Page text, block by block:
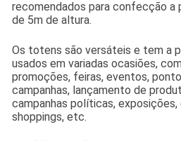
recomendados para confecção a
de 5m de altura.
Os totens são versáteis e tem a
usados em variadas ocasiões,
promoções, feiras, eventos,
campanhas, lançamento de
campanhas políticas, exposições,
shoppings, etc.